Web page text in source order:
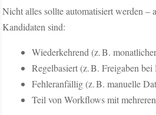
Nicht alles sollte automatisiert werden –
Kandidaten sind:
Wiederkehrend (z. B.
Regelbasiert (z. B. Freigaben
Fehleranfällig (z. B. manuelle
Teil von Workflows mit